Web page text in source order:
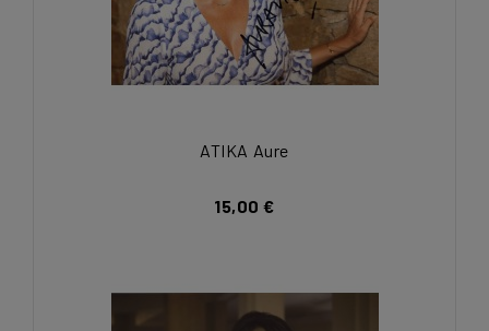
ATIKA Aure
15,00 €